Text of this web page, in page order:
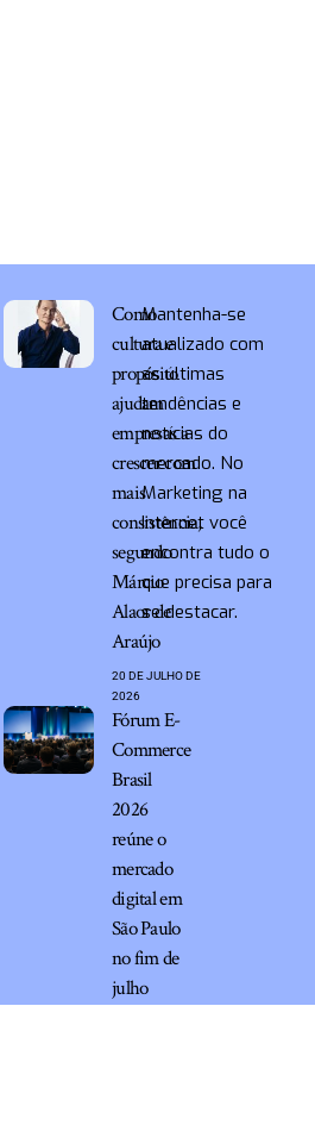
Como
cultura e
propósito
ajudam
empresas a
crescer com
mais
consistência,
segundo
Márcio
Alaor de
Araújo
20 DE JULHO DE
2026
Fórum E-
Commerce
Brasil
2026
reúne o
mercado
digital em
São Paulo
no fim de
julho
Mantenha-se
atualizado com
as últimas
tendências e
notícias do
mercado. No
Marketing na
Internet você
encontra tudo o
que precisa para
se destacar.